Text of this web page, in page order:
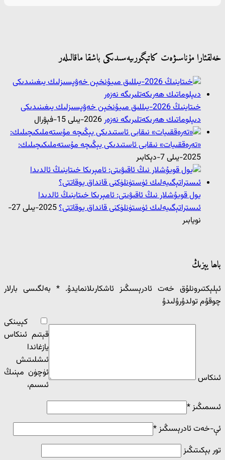
خەلقئارا مۇناسىۋەت كاتېگورىيەسىدىكى باشقا ماقالىلەر
خىتاينىڭ 2026-يىللىق مىيۇنخېن خەۋپسىزلىك يىغىنىدىكى
دىپلوماتىك ھەرىكەتلىرىگە نەزەر2026-يىلى 15-فېۋرال
«تەرەققىيات» نىقابى ئاستىدىكى يېڭىچە مۇستەملىكىچىلىك:
2025-يىلى 7-دېكابىر
يول قويۇشلار نىڭ ئاقىۋىتى: ئامېرىكا خىتاينىڭ ئالدىدا
ئىستراتېگىيەلىك ئۈستۈنلۈكنى قانداق يوقاتتى؟
2025-يىلى 27-
نويابىر
باھا يېزىڭ
ئېلېكتىرونلۇق خەت ئادرېسىڭىز ئاشكارىلانمايدۇ. * بەلگىسى بارلار
چوقۇم تولدۇرۇلىدۇ
ئىنكاس
ئىسمىڭىز*
ئې-خەت ئادرېسىڭىز*
تور بېكىتىڭىز
كېيىنكى
قېتىم ئىنكاس
يازغاندا
ئ‍ىشلىتىش
ئۈچۈن مېنىڭ
ئ‍ىسىم،